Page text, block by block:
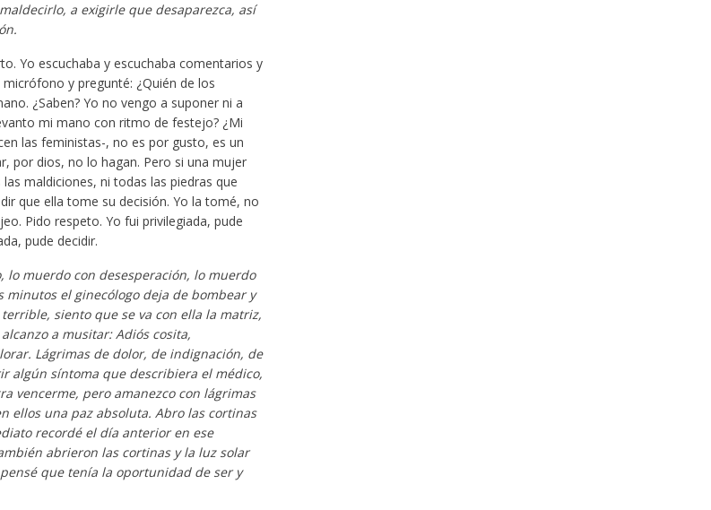
a exigirle que desaparezca, así
Yo escuchaba y escuchaba comentarios y
y pregunté: ¿Quién de los
¿Saben? Yo no vengo a suponer ni a
mi mano con ritmo de festejo? ¿Mi
las feministas-, no es por gusto, es un
por dios, no lo hagan. Pero si una mujer
maldiciones, ni todas las piedras que
que ella tome su decisión. Yo la tomé, no
Pido respeto. Yo fui privilegiada, pude
pude decidir.
muerdo con desesperación, lo muerdo
el ginecólogo deja de bombear y
siento que se va con ella la matriz,
a musitar: Adiós cosita,
Lágrimas de dolor, de indignación, de
algún síntoma que describiera el médico,
vencerme, pero amanezco con lágrimas
ellos una paz absoluta. Abro las cortinas
recordé el día anterior en ese
abrieron las cortinas y la luz solar
que tenía la oportunidad de ser y